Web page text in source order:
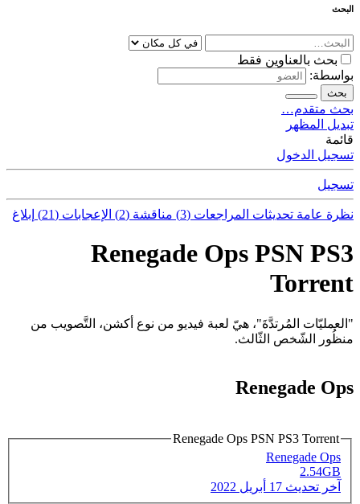
البحث
بحث بالعناوين فقط
بواسطة:
بحث
بحث متقدم…
تبديل المظهر
قائمة
تسجيل الدخول
تسجيل
نظرة عامة تحديثات المراجعات (3) مناقشة (2) الإعجابات (21) إبلاغ
Renegade Ops PSN PS3
Torrent
"العمليّات المُرتدَّةَ"، هيّ لعبة فيديو من نوع أكشن، التَّصويب من
منظُور الشّخص الثّالث.
Renegade Ops
Renegade Ops PSN PS3 Torrent
Renegade Ops
2.54GB
آخر تحديث 17 أبريل 2022